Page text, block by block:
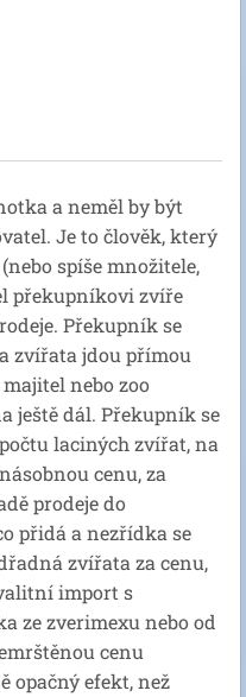
a neměl by být
Je to člověk, který
spíše množitele,
překupníkovi zvíře
Překupník se
zvířata jdou přímou
nebo zoo
ještě dál. Překupník se
laciných zvířat, na
cenu, za
prodeje do
přidá a nezřídka se
zvířata za cenu,
import s
ze zverimexu nebo od
cenu
opačný efekt, než